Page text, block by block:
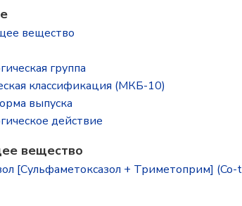
вещество
группа
классификация (МКБ-10)
выпускa
действие
вещество
[Сульфаметоксазол + Триметоприм]